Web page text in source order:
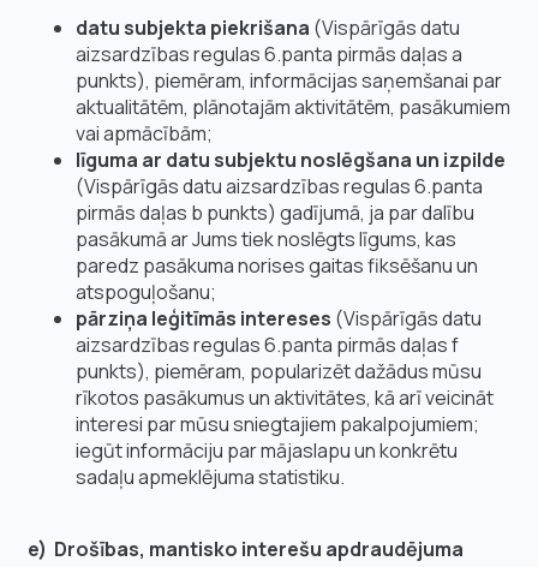
datu subjekta piekrišana (Vispārīgās datu
aizsardzības regulas 6.panta pirmās daļas a
punkts), piemēram, informācijas saņemšanai par
aktualitātēm, plānotajām aktivitātēm, pasākumiem
vai apmācībām;
līguma ar datu subjektu noslēgšana un izpilde
(Vispārīgās datu aizsardzības regulas 6.panta
pirmās daļas b punkts) gadījumā, ja par dalību
pasākumā ar Jums tiek noslēgts līgums, kas
paredz pasākuma norises gaitas fiksēšanu un
atspoguļošanu;
pārziņa leģitīmās intereses (Vispārīgās datu
aizsardzības regulas 6.panta pirmās daļas f
punkts), piemēram, popularizēt dažādus mūsu
rīkotos pasākumus un aktivitātes, kā arī veicināt
interesi par mūsu sniegtajiem pakalpojumiem;
iegūt informāciju par mājaslapu un konkrētu
sadaļu apmeklējuma statistiku.
e) Drošības, mantisko interešu apdraudējuma